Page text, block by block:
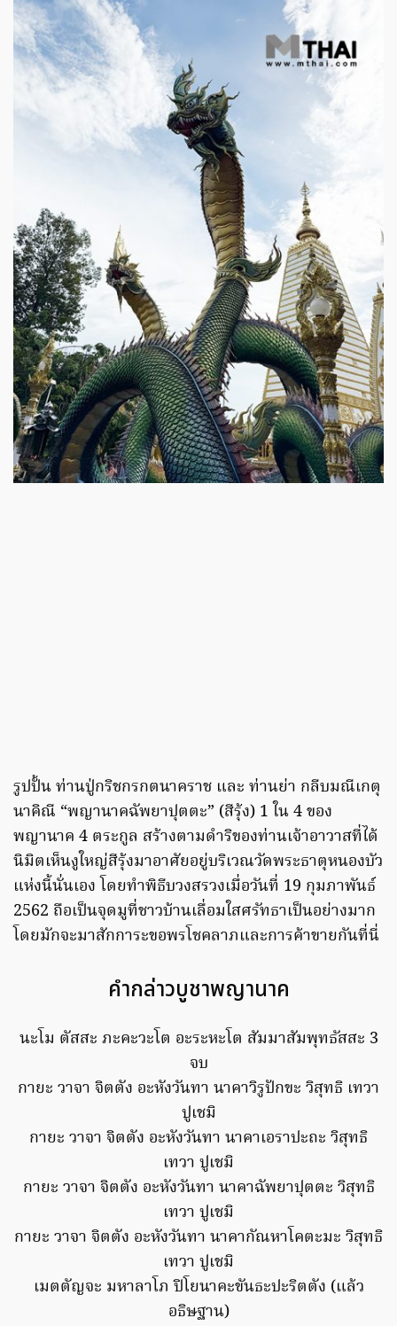
รูปปั้น ท่านปู่กริชกรกตนาคราช และ ท่านย่า กลีบมณีเกตุ
นาคิณี “พญานาคฉัพยาปุตตะ” (สีรุ้ง) 1 ใน 4 ของ
พญานาค 4 ตระกูล สร้างตามดำริของท่านเจ้าอาวาสที่ได้
นิมิตเห็นงูใหญ่สีรุ้งมาอาศัยอยู่บริเวณวัดพระธาตุหนองบัว
แห่งนี้นั่นเอง โดยทำพิธีบวงสรวงเมื่อวันที่ 19 กุมภาพันธ์
2562 ถือเป็นจุดมูที่ชาวบ้านเลื่อมใสศรัทธาเป็นอย่างมาก
โดยมักจะมาสักการะขอพรโชคลาภและการค้าขายกันที่นี่
คำกล่าวบูชาพญานาค
นะโม ตัสสะ ภะคะวะโต อะระหะโต สัมมาสัมพุทธัสสะ 3
จบ
กายะ วาจา จิตตัง อะหังวันทา นาคาวิรูปักขะ วิสุทธิ เทวา
ปูเชมิ
กายะ วาจา จิตตัง อะหังวันทา นาคาเอราปะถะ วิสุทธิ
เทวา ปูเชมิ
กายะ วาจา จิตตัง อะหังวันทา นาคาฉัพยาปุตตะ วิสุทธิ
เทวา ปูเชมิ
กายะ วาจา จิตตัง อะหังวันทา นาคากัณหาโคตะมะ วิสุทธิ
เทวา ปูเชมิ
เมตตัญจะ มหาลาโภ ปิโยนาคะขันธะปะริตตัง (แล้ว
อธิษฐาน)